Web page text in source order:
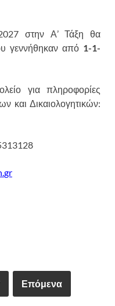
στην Α’ Τάξη θα
γεννήθηκαν από 1-1-
για πληροφορίες
και Δικαιολογητικών:
.gr
Επόμενα